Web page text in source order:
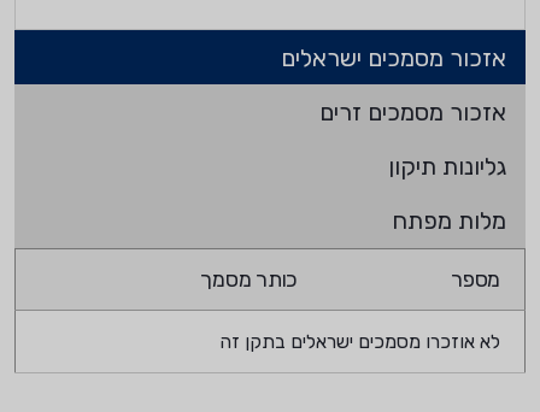
אזכור מסמכים ישראלים
אזכור מסמכים זרים
גליונות תיקון
מלות מפתח
מספר כותר מסמך
לא אוזכרו מסמכים ישראלים בתקן זה